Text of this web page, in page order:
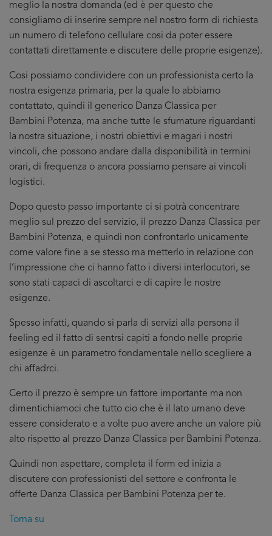
meglio la nostra domanda (ed è per questo che
consigliamo di inserire sempre nel nostro form di richiesta
un numero di telefono cellulare cosi da poter essere
contattati direttamente e discutere delle proprie esigenze).
Cosi possiamo condividere con un professionista certo la
nostra esigenza primaria, per la quale lo abbiamo
contattato, quindi il generico Danza Classica per
Bambini Potenza, ma anche tutte le sfumature riguardanti
la nostra situazione, i nostri obiettivi e magari i nostri
vincoli, che possono andare dalla disponibilità in termini
orari, di frequenza o ancora possiamo pensare ai vincoli
logistici.
Dopo questo passo importante ci si potrà concentrare
meglio sul prezzo del servizio, il prezzo Danza Classica per
Bambini Potenza, e quindi non confrontarlo unicamente
come valore fine a se stesso ma metterlo in relazione con
l’impressione che ci hanno fatto i diversi interlocutori, se
sono stati capaci di ascoltarci e di capire le nostre
esigenze.
Spesso infatti, quando si parla di servizi alla persona il
feeling ed il fatto di sentrsi capiti a fondo nelle proprie
esigenze è un parametro fondamentale nello scegliere a
chi affadrci.
Certo il prezzo è sempre un fattore importante ma non
dimentichiamoci che tutto cio che è il lato umano deve
essere considerato e a volte puo avere anche un valore più
alto rispetto al prezzo Danza Classica per Bambini Potenza.
Quindi non aspettare, completa il form ed inizia a
discutere con professionisti del settore e confronta le
offerte Danza Classica per Bambini Potenza per te.
Torna su